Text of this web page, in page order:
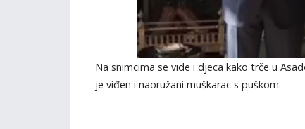
Na snimcima se vide i djeca kako trče u
je viđen i naoružani muškarac s puškom.